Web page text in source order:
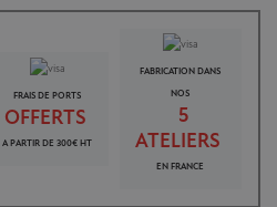
FRAIS DE PORTS
OFFERTS
A PARTIR DE 300€ HT
FABRICATION DANS
NOS
5
ATELIERS
EN FRANCE